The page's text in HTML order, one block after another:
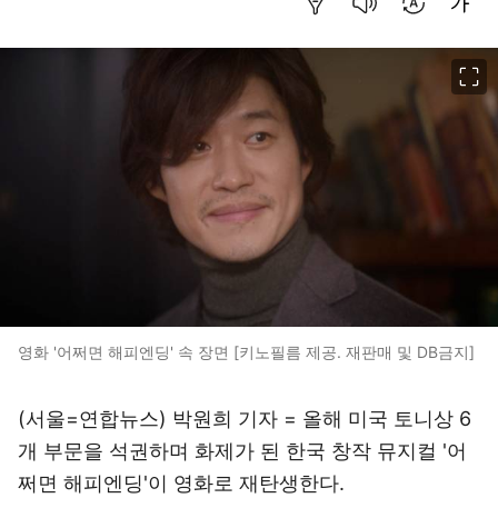
영화 '어쩌면 해피엔딩' 속 장면 [키노필름 제공. 재판매 및 DB금지]
(서울=연합뉴스) 박원희 기자 = 올해 미국 토니상 6
개 부문을 석권하며 화제가 된 한국 창작 뮤지컬 '어
쩌면 해피엔딩'이 영화로 재탄생한다.